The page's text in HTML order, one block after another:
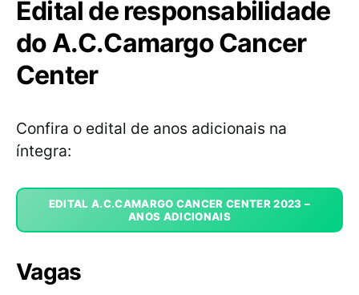
Edital de responsabilidade
do A.C.Camargo Cancer
Center
Confira o edital de anos adicionais na
íntegra:
EDITAL A.C.CAMARGO CANCER CENTER 2023 –
ANOS ADICIONAIS
Vagas